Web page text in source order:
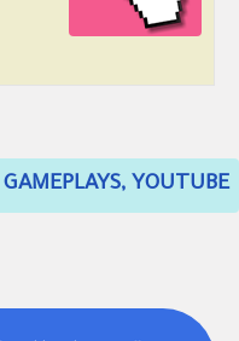
GAMEPLAYS, YOUTUBE